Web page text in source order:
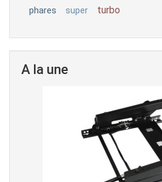
phares super turbo
A la une